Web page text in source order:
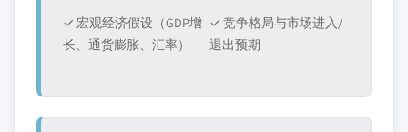
✓ 宏观经济假设（GDP增
长、通货膨胀、汇率）
✓ 竞争格局与市场进入/
退出预期